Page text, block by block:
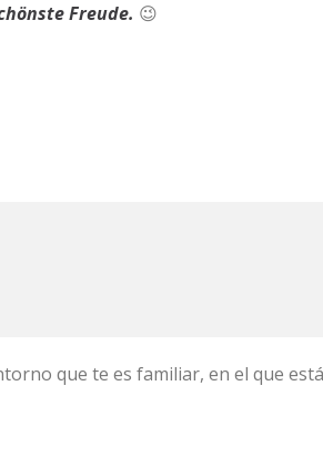
Freude. 😉
que te es familiar, en el que